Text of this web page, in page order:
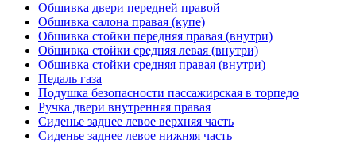
Обшивка двери передней правой
Обшивка салона правая (купе)
Обшивка стойки передняя правая (внутри)
Обшивка стойки средняя левая (внутри)
Обшивка стойки средняя правая (внутри)
Педаль газа
Подушка безопасности пассажирская в торпедо
Ручка двери внутренняя правая
Сиденье заднее левое верхняя часть
Сиденье заднее левое нижняя часть